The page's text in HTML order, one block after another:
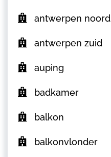
antwerpen noord
antwerpen zuid
auping
badkamer
balkon
balkonvlonder